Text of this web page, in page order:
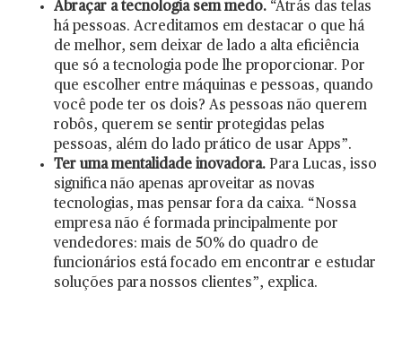
Abraçar a tecnologia sem medo. “Atrás das telas
há pessoas. Acreditamos em destacar o que há
de melhor, sem deixar de lado a alta eficiência
que só a tecnologia pode lhe proporcionar. Por
que escolher entre máquinas e pessoas, quando
você pode ter os dois? As pessoas não querem
robôs, querem se sentir protegidas pelas
pessoas, além do lado prático de usar Apps”.
Ter uma mentalidade inovadora. Para Lucas, isso
significa não apenas aproveitar as novas
tecnologias, mas pensar fora da caixa. “Nossa
empresa não é formada principalmente por
vendedores: mais de 50% do quadro de
funcionários está focado em encontrar e estudar
soluções para nossos clientes”, explica.